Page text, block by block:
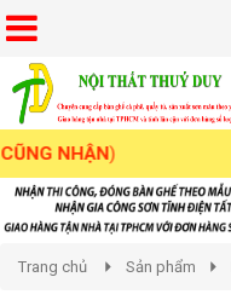
NHẬN)
Trang chủ Sản phẩm